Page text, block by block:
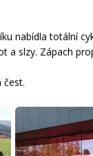
nabídla totální
a slzy. Zápach
čest.